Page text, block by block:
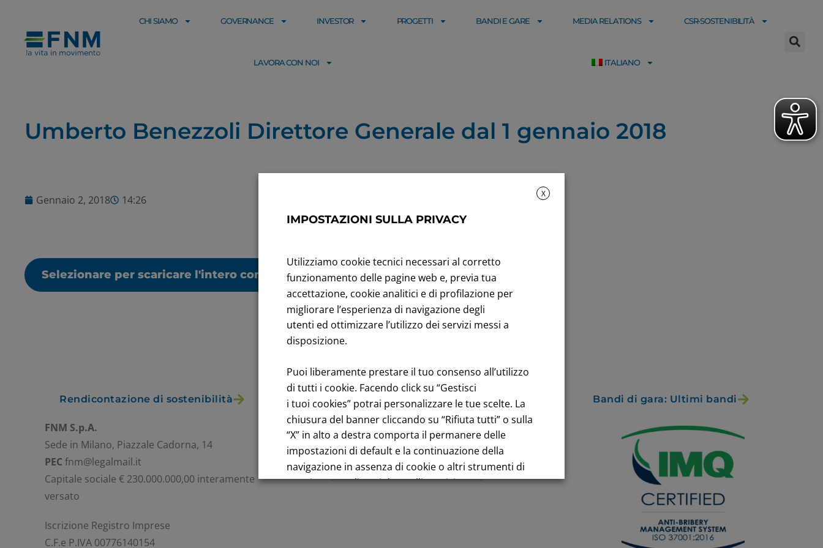
CHI SIAMO GOVERNANCE INVESTOR PROGETTI BANDI E GARE MEDIA RELATIONS CSR-SOSTENIBILITÀ
LAVORA CON NOI ITALIANO
Umberto Benezzoli Direttore Generale dal 1 gennaio 2018
Gennaio 2, 2018 14:26
Selezionare per scaricare l'intero contenuto
Rendicontazione di sostenibilità Andamento titolo: Il titolo in Borsa Bandi di gara: Ultimi bandi
FNM S.p.A.
Sede in Milano, Piazzale Cadorna, 14
PECfnm@legalmail.it
Capitale sociale € 230.000.000,00 interamente
versato
Iscrizione Registro Imprese
C.F.e P.IVA 00776140154
Italiano
X
IMPOSTAZIONI SULLA PRIVACY
Utilizziamo cookie tecnici necessari al corretto
funzionamento delle pagine web e, previa tua
accettazione, cookie analitici e di profilazione per
migliorare l’esperienza di navigazione degli
utenti ed ottimizzare l’utilizzo dei servizi messi a
disposizione.
Puoi liberamente prestare il tuo consenso all’utilizzo
di tutti i cookie. Facendo click su “Gestisci
i tuoi cookies” potrai personalizzare le tue scelte. La
chiusura del banner cliccando su “Rifiuta tutti” o sulla
“X” in alto a destra comporta il permanere delle
impostazioni di default e la continuazione della
navigazione in assenza di cookie o altri strumenti di
tracciamento diversi da quelli tecnici.